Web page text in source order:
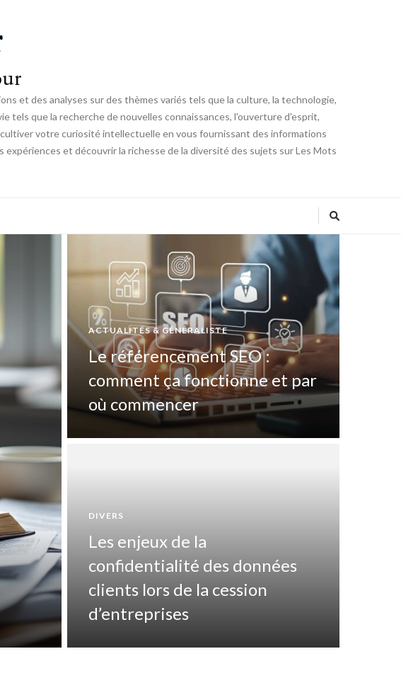
et des analyses sur des thèmes variés tels que la culture, la technologie,
tels que la recherche de nouvelles connaissances, l'ouverture d'esprit,
votre curiosité intellectuelle en vous fournissant des informations
et découvrir la richesse de la diversité des sujets sur Les Mots
ACTUALITÉS & GÉNÉRALISTE
Le référencement SEO :
comment ça fonctionne et par
où commencer
DIVERS
Les enjeux de la
confidentialité des données
clients lors de la cession
d’entreprises